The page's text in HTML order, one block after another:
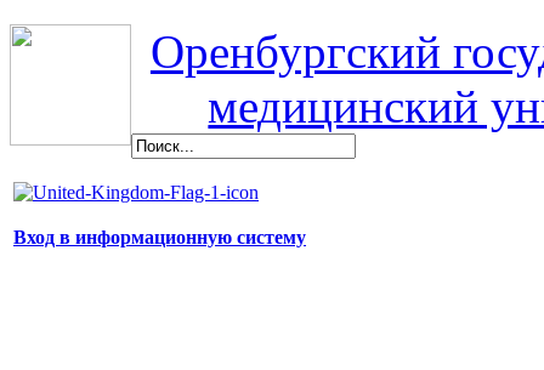
Оренбургский
медицинский
Вход в информационную систему